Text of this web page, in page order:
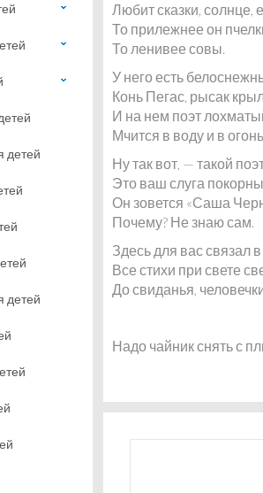
Любит сказки, солнце,
То прилежнее он
То ленивее совы.
У него есть
Конь Пегас, рысак
И на нем поэт
Мчится в воду и в
Ну так вот, — такой
Это ваш слуга
Он зовется «Саша
Почему? Не знаю сам.
Здесь для вас связал в
Все стихи при свете
До свиданья,
Надо чайник снять с
детей
детей